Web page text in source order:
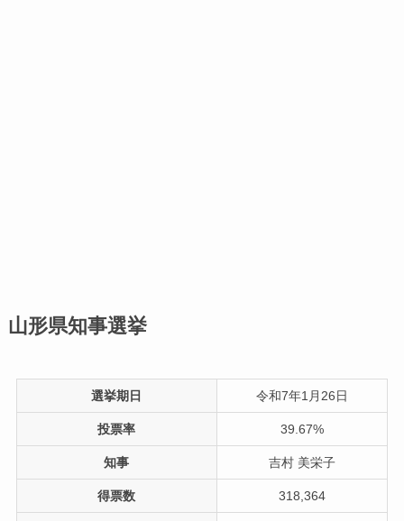
山形県知事選挙
選挙期日 令和7年1月26日
投票率 39.67%
知事 吉村 美栄子
得票数 318,364